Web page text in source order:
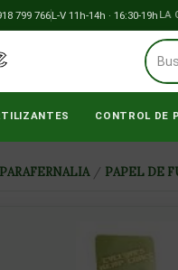
799 766L-V 11h-14h · 16:30-19h
ENVÍOS A PENÍNSULA
CONTROL DE
PARAFERNALIA / PAPEL DE